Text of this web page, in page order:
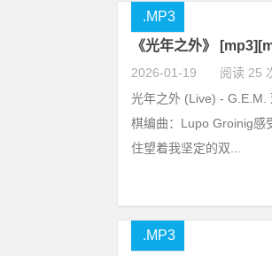
《光年之外》
2026-01-19 阅读 25
.MP3
光年之外 (Live) - G.E.M.
棋编曲：Lupo Groinig感
住望着我坚定的双...
.MP3